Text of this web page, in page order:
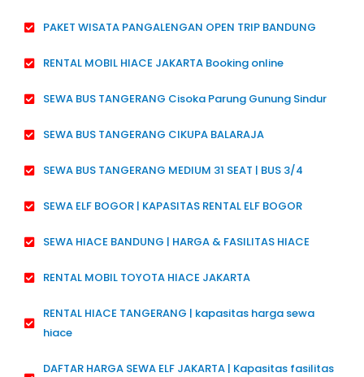
PAKET WISATA PANGALENGAN OPEN TRIP BANDUNG
RENTAL MOBIL HIACE JAKARTA Booking online
SEWA BUS TANGERANG Cisoka Parung Gunung Sindur
SEWA BUS TANGERANG CIKUPA BALARAJA
SEWA BUS TANGERANG MEDIUM 31 SEAT | BUS 3/4
SEWA ELF BOGOR | KAPASITAS RENTAL ELF BOGOR
SEWA HIACE BANDUNG | HARGA & FASILITAS HIACE
RENTAL MOBIL TOYOTA HIACE JAKARTA
RENTAL HIACE TANGERANG | kapasitas harga sewa
hiace
DAFTAR HARGA SEWA ELF JAKARTA | Kapasitas fasilitas